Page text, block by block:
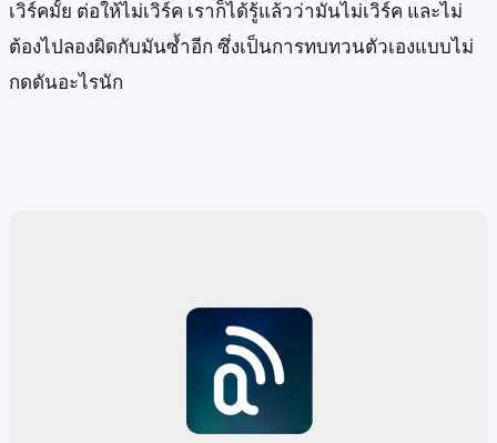
เวิร์คมั้ย ต่อให้ไม่เวิร์ค เราก็ได้รู้แล้วว่ามันไม่เวิร์ค และไม่
ต้องไปลองผิดกับมันซ้ำอีก ซึ่งเป็นการทบทวนตัวเองแบบไม่
กดดันอะไรนัก